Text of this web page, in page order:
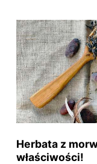
Herbata z
właściwości!